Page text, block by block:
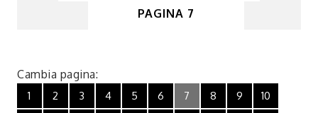
PAGINA 7
Cambia pagina:
1 2 3 4 5 6 7 8 9
10